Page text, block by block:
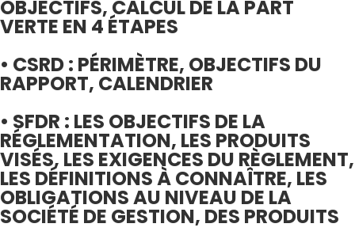
OBJECTIFS, CALCUL DE LA PART
VERTE EN 4 ÉTAPES
• CSRD : PÉRIMÈTRE, OBJECTIFS DU
RAPPORT, CALENDRIER
• SFDR : LES OBJECTIFS DE LA
RÉGLEMENTATION, LES PRODUITS
VISÉS, LES EXIGENCES DU RÈGLEMENT,
LES DÉFINITIONS À CONNAÎTRE, LES
OBLIGATIONS AU NIVEAU DE LA
SOCIÉTÉ DE GESTION, DES PRODUITS